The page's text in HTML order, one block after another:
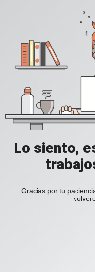
Lo siento,
Gracias por tu